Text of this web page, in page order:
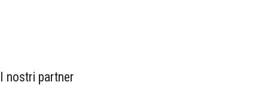
I nostri partner